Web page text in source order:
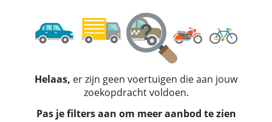
Helaas, er zijn geen voertuigen die aan jouw
zoekopdracht voldoen.
Pas je filters aan om meer aanbod te zien